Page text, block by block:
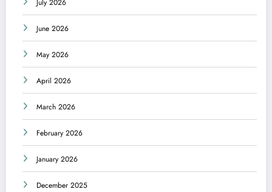
July 2026
June 2026
May 2026
April 2026
March 2026
February 2026
January 2026
December 2025